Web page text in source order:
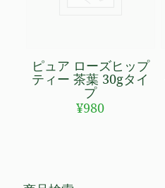
ピュア ローズヒップ
ティー 茶葉 30gタイ
プ
¥980